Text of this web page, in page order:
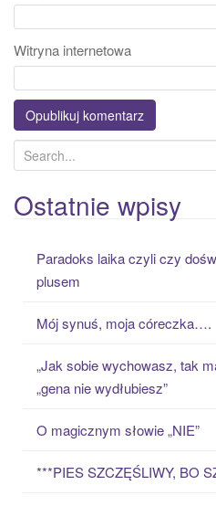
Witryna internetowa
e
a
r
Ostatnie wpisy
Paradoks laika czyli czy
plusem
Mój synuś, moja córeczka….
„Jak sobie wychowasz, tak
„gena nie wydłubiesz”
O magicznym słowie „NIE”
***PIES SZCZĘŚLIWY, BO